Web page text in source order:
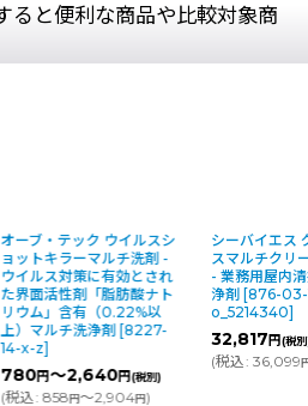
ると便利な商品や比較対象商
オーブ・テック ウイルスシ
ョットキラーマルチ洗剤 -
ウイルス対策に有効とされ
た界面活性剤「脂肪酸ナト
リウム」含有（0.22%以
上）マルチ洗浄剤 [8227-
14-x-z]
780円～2,640円(税別)
(税込: 858円～2,904円)
シーバイエス
スマルチクリ
- 業務用屋内
浄剤 [876-03-
o_5214340]
32,817 円(税
(税込: 36,099